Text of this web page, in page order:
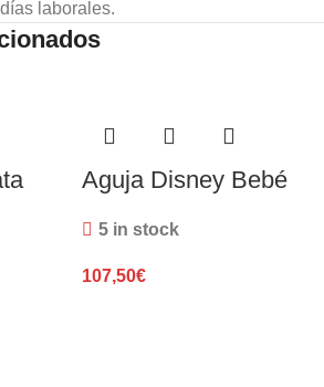
laborales.
Aguja Disney Bebé
5 in stock
107,50€